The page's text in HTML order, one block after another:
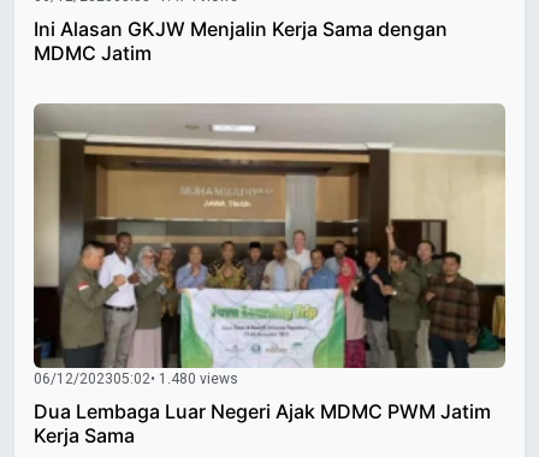
Ini Alasan GKJW Menjalin Kerja Sama dengan
MDMC Jatim
06/12/202305:02• 1.480 views
Dua Lembaga Luar Negeri Ajak MDMC PWM Jatim
Kerja Sama